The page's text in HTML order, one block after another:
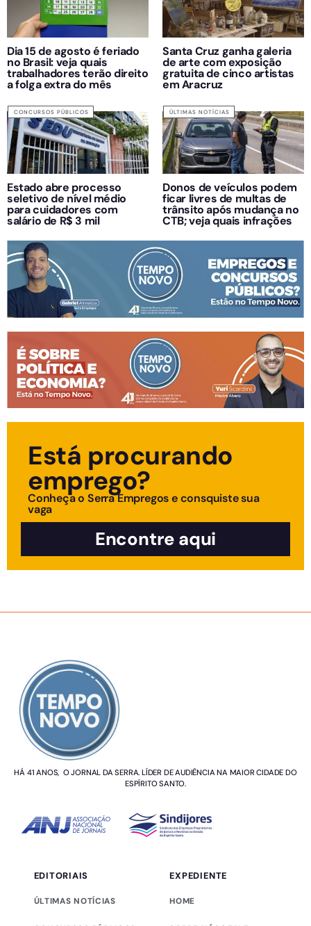
Dia 15 de agosto é feriado
no Brasil: veja quais
trabalhadores terão direito
a folga extra do mês
Santa Cruz ganha galeria
de arte com exposição
gratuita de cinco artistas
em Aracruz
CONCURSOS PÚBLICOS
Estado abre processo
seletivo de nível médio
para cuidadores com
salário de R$ 3 mil
ÚLTIMAS NOTÍCIAS
Donos de veículos podem
ficar livres de multas de
trânsito após mudança no
CTB; veja quais infrações
Está procurando
emprego?
Conheça o Serra Empregos e consquiste sua
vaga
Encontre aqui
HÁ 41 ANOS, O JORNAL DA SERRA. LÍDER DE AUDIÊNCIA NA MAIOR CIDADE DO
ESPÍRITO SANTO.
EDITORIAIS
ÚLTIMAS NOTÍCIAS
EXPEDIENTE
HOME